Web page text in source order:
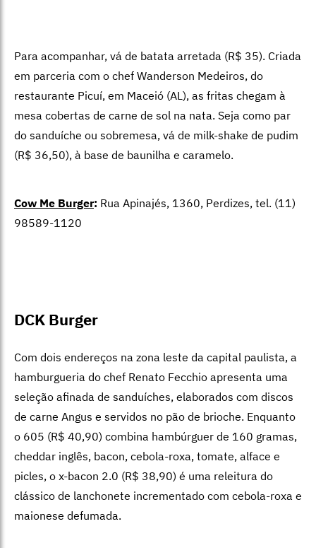
Para acompanhar, vá de batata arretada (R$ 35). Criada
em parceria com o chef Wanderson Medeiros, do
restaurante Picuí, em Maceió (AL), as fritas chegam à
mesa cobertas de carne de sol na nata. Seja como par
do sanduíche ou sobremesa, vá de milk-shake de pudim
(R$ 36,50), à base de baunilha e caramelo.
Cow Me Burger: Rua Apinajés, 1360, Perdizes, tel. (11)
98589-1120
DCK Burger
Com dois endereços na zona leste da capital paulista, a
hamburgueria do chef Renato Fecchio apresenta uma
seleção afinada de sanduíches, elaborados com discos
de carne Angus e servidos no pão de brioche. Enquanto
o 605 (R$ 40,90) combina hambúrguer de 160 gramas,
cheddar inglês, bacon, cebola-roxa, tomate, alface e
picles, o x-bacon 2.0 (R$ 38,90) é uma releitura do
clássico de lanchonete incrementado com cebola-roxa e
maionese defumada.